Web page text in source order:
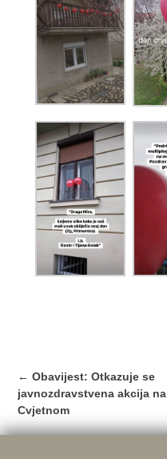
Post
navigation
← Obavijest: Otkazuje se
javnozdravstvena akcija na
Cvjetnom